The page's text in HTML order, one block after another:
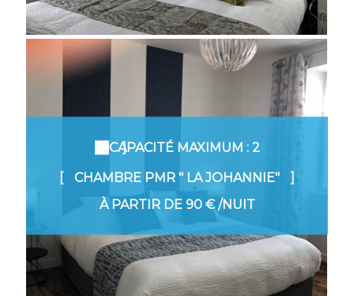
CAPACITÉ MAXIMUM : 2
CHAMBRE PMR " LA JOHANNIE"
À PARTIR DE 90 €/NUIT